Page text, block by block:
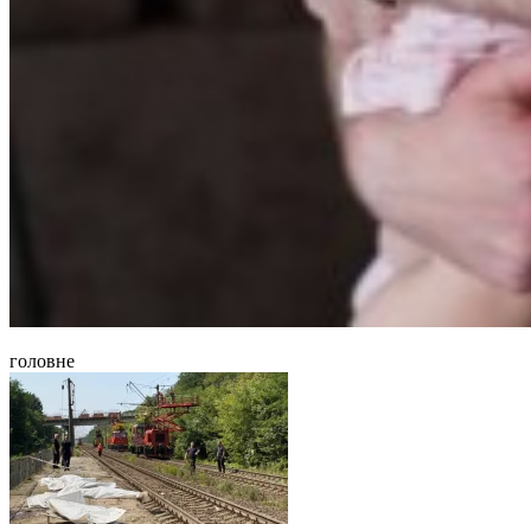
головне